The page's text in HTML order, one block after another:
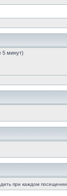
5 минут)
при каждом посещении